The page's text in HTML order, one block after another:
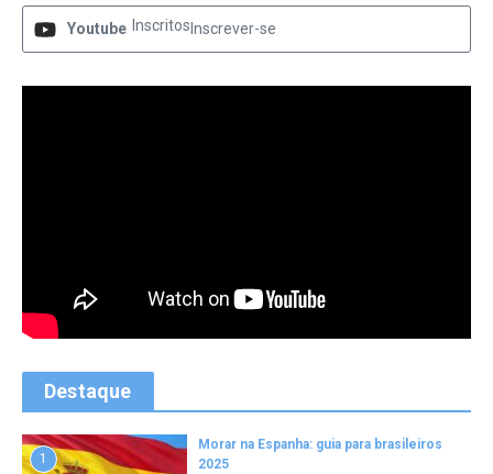
Youtube Inscritos Inscrever-se
Destaque
1
Morar na Espanha: guia para brasileiros
2025